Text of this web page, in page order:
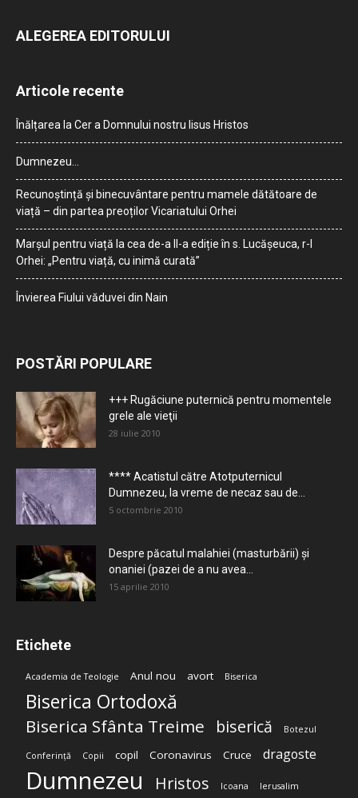
ALEGEREA EDITORULUI
Articole recente
Înălțarea la Cer a Domnului nostru Iisus Hristos
Dumnezeu…
Recunoștință și binecuvântare pentru mamele dătătoare de
viață – din partea preoților Vicariatului Orhei
Marșul pentru viață la cea de-a II-a ediție în s. Lucășeuca, r-l
Orhei: „Pentru viață, cu inimă curată”
Învierea Fiului văduvei din Nain
POSTĂRI POPULARE
+++ Rugăciune puternică pentru momentele
grele ale vieţii
28 iulie 2010
**** Acatistul către Atotputernicul
Dumnezeu, la vreme de necaz sau de...
5 octombrie 2010
Despre păcatul malahiei (masturbării) şi
onaniei (pazei de a nu avea...
15 aprilie 2010
Etichete
Academia de Teologie Anul nou avort Biserica
Biserica Ortodoxă
Biserica Sfânta Treime biserică Botezul
Conferință Copii copil Coronavirus Cruce dragoste
Dumnezeu Hristos Icoana Ierusalim